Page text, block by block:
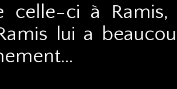
celle-ci à
lui a